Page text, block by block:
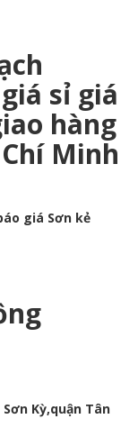
sỉ giá
hàng
Minh
giá Sơn kẻ
Kỳ,quận Tân